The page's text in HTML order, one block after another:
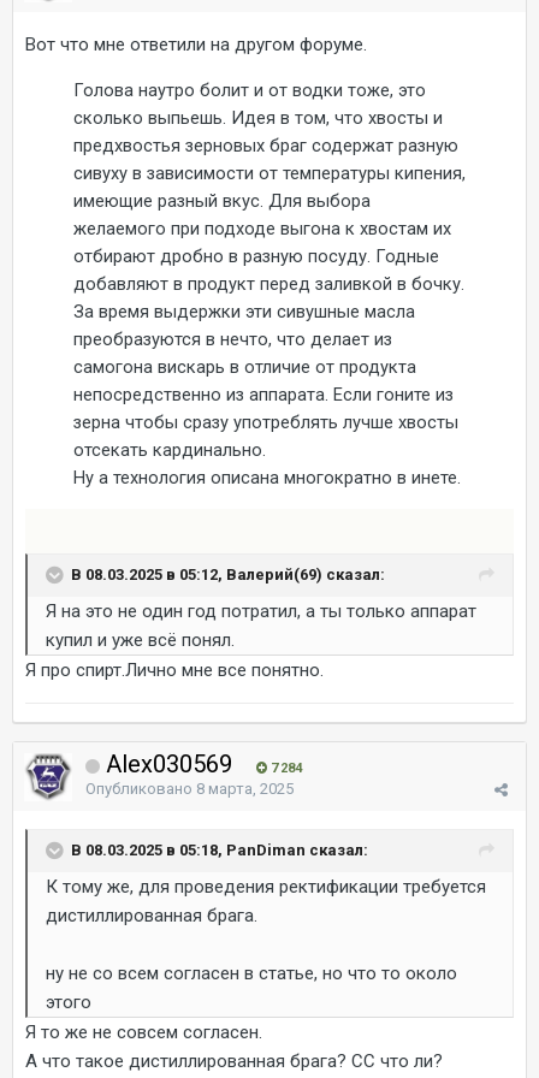
Вот что мне ответили на другом форуме.
Голова наутро болит и от водки тоже, это
сколько выпьешь. Идея в том, что хвосты и
предхвостья зерновых браг содержат разную
сивуху в зависимости от температуры кипения,
имеющие разный вкус. Для выбора
желаемого при подходе выгона к хвостам их
отбирают дробно в разную посуду. Годные
добавляют в продукт перед заливкой в бочку.
За время выдержки эти сивушные масла
преобразуются в нечто, что делает из
самогона вискарь в отличие от продукта
непосредственно из аппарата. Если гоните из
зерна чтобы сразу употреблять лучше хвосты
отсекать кардинально.
Ну а технология описана многократно в инете.
В 08.03.2025 в 05:12, Валерий(69) сказал:
Я на это не один год потратил, а ты только аппарат
купил и уже всё понял.
Я про спирт.Лично мне все понятно.
Alex030569 7 284
Опубликовано 8 марта, 2025
В 08.03.2025 в 05:18, PanDiman сказал:
К тому же, для проведения ректификации требуется
дистиллированная брага.
ну не со всем согласен в статье, но что то около
этого
Я то же не совсем согласен.
А что такое дистиллированная брага? СС что ли?